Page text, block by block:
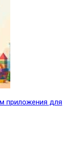
приложения для